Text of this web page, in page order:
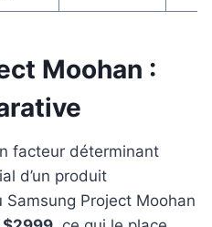
Moohan :
facteur déterminant
d’un produit
Project Moohan